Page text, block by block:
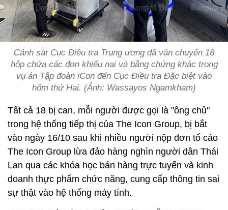
Cảnh sát Cục Điều tra Trung ương đã vận chuyển 18
hộp chứa các đơn khiếu nại và bằng chứng khác trong
vụ án Tập đoàn iCon đến Cục Điều tra Đặc biệt vào
hôm thứ Hai. (Ảnh: Wassayos Ngamkham)
Tất cả 18 bị can, mỗi người được gọi là "ông chủ"
trong hệ thống tiếp thị của The Icon Group, bị bắt
vào ngày 16/10 sau khi nhiều người nộp đơn tố cáo
The Icon Group lừa đảo hàng nghìn người dân Thái
Lan qua các khóa học bán hàng trực tuyến và kinh
doanh thực phẩm chức năng, cung cấp thông tin sai
sự thật vào hệ thống máy tính.